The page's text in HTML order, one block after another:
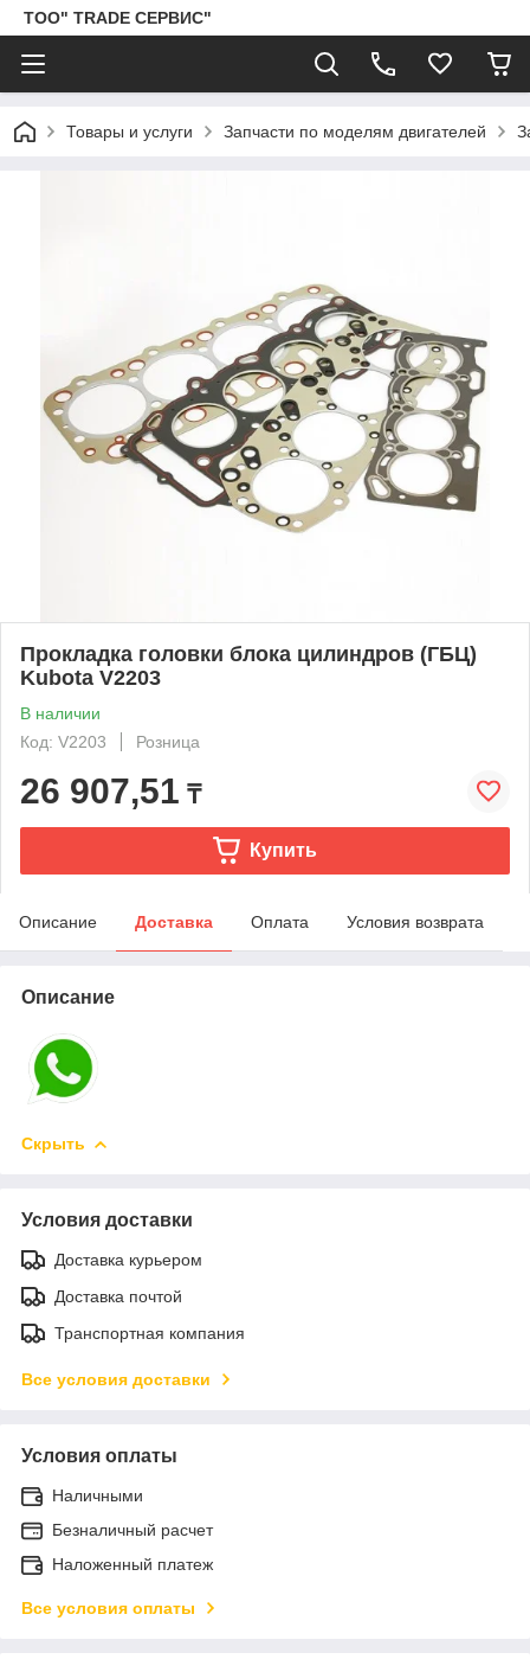
ТОО" TRADE СЕРВИС"
Товары и услуги Запчасти по моделям двигателей
Прокладка головки блока цилиндров (ГБЦ)
Kubota V2203
В наличии
Код: V2203
Розница
26 907,51 ₸
Купить
Описание Доставка Оплата Условия возврата
Описание
Скрыть
Условия доставки
Доставка курьером
Доставка почтой
Транспортная компания
Все условия доставки
Условия оплаты
Наличными
Безналичный расчет
Наложенный платеж
Все условия оплаты